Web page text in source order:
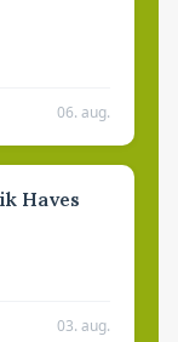
06. aug.
Haves
03. aug.